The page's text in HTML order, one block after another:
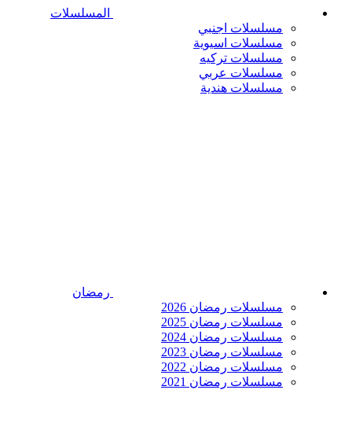
المسلسلات
مسلسلات اجنبي
مسلسلات اسيوية
مسلسلات تركيه
مسلسلات عربي
مسلسلات هندية
رمضان
مسلسلات رمضان 2026
مسلسلات رمضان 2025
مسلسلات رمضان 2024
مسلسلات رمضان 2023
مسلسلات رمضان 2022
مسلسلات رمضان 2021